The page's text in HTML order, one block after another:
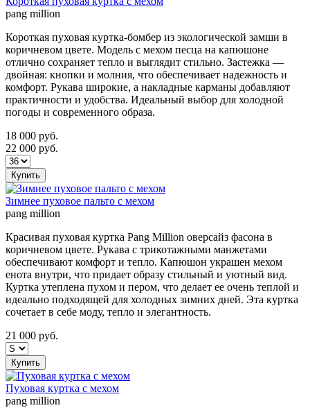
pang million
Короткая пуховая куртка-бомбер из экологической замши в
коричневом цвете. Модель с мехом песца на капюшоне
отлично сохраняет тепло и выглядит стильно. Застежка —
двойная: кнопки и молния, что обеспечивает надежность и
комфорт. Рукава широкие, а накладные карманы добавляют
практичности и удобства. Идеальный выбор для холодной
погоды и современного образа.
18 000 руб.
22 000 руб.
Купить
Зимнее пуховое пальто с мехом
pang million
Красивая пуховая куртка Pang Million оверсайз фасона в
коричневом цвете. Рукава с трикотажными манжетами
обеспечивают комфорт и тепло. Капюшон украшен мехом
енота внутри, что придает образу стильный и уютный вид.
Куртка утеплена пухом и пером, что делает ее очень теплой и
идеально подходящей для холодных зимних дней. Эта куртка
сочетает в себе моду, тепло и элегантность.
21 000 руб.
Купить
Пуховая куртка с мехом
pang million